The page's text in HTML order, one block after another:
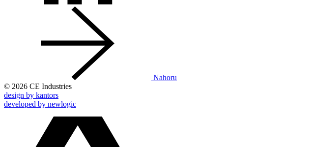
Nahoru
© 2026 CE Industries
design by kantors
developed by newlogic